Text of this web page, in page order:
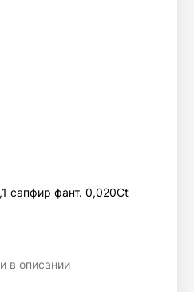
сапфир фант. 0,020Ct
в описании